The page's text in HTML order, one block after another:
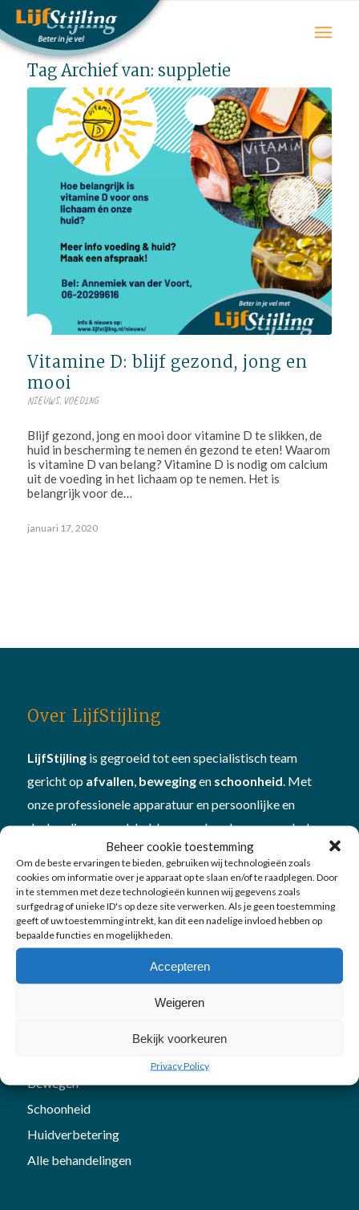
Beheer cookie toestemming
Om de beste ervaringen te bieden, gebruiken wij technologieën zoals
cookies om informatie over je apparaat op te slaan en/of te raadplegen. Door
in te stemmen met deze technologieën kunnen wij gegevens zoals
surfgedrag of unieke ID's op deze site verwerken. Als je geen toestemming
geeft of uw toestemming intrekt, kan dit een nadelige invloed hebben op
bepaalde functies en mogelijkheden.
Accepteren
Weigeren
Bekijk voorkeuren
Privacy Policy
Tag Archief van: suppletie
Vitamine D: blijf gezond, jong en
mooi
NIEUWS, VOEDING
Blijf gezond, jong en mooi door vitamine D te slikken, de
huid in bescherming te nemen én gezond te eten! Waarom
is vitamine D van belang? Vitamine D is nodig om calcium
uit de voeding in het lichaam op te nemen. Het is
belangrijk voor de…
januari 17, 2020
Over LijfStijling
LijfStijlingis gegroeid tot een specialistisch team
gericht op afvallen bewegingen schoonheid . Met
onze professionele apparatuur en persoonlijke en
deskundige aanpak hebben we al veel mensen geholpen
om beter in hun vel te komen én te blijven. Plan
eenvitamine- en mineralencheckbij ons om te kijken
hoe je inbalansbent
Bewegen
Schoonheid
Huidverbetering
Alle behandelingen